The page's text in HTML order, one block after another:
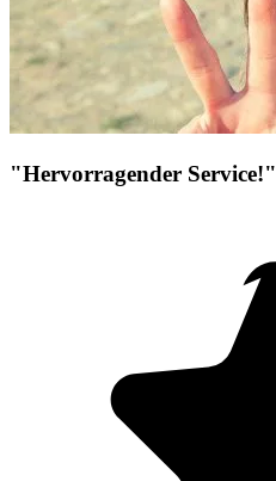
"Hervorragender Service!"